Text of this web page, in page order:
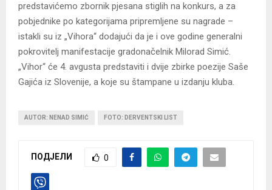
predstavićemo zbornik pjesana stiglih na konkurs, a za
pobjednike po kategorijama pripremljene su nagrade –
istakli su iz „Vihora“ dodajući da je i ove godine generalni
pokrovitelj manifestacije gradonačelnik Milorad Simić.
„Vihor“ će 4. avgusta predstaviti i dvije zbirke poezije Saše
Gajića iz Slovenije, a koje su štampane u izdanju kluba.
AUTOR: NENAD SIMIĆ FOTO: DERVENTSKI LIST
ПОДЈЕЛИ 0